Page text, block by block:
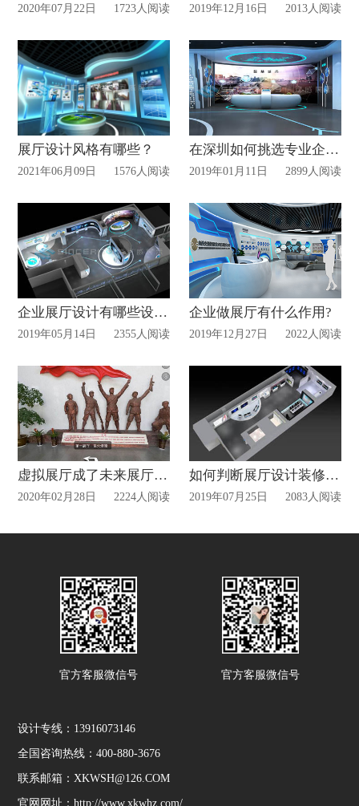
2020年07月22日 1723人阅读 2019年12月16日 2013人阅读
展厅设计风格有哪些？
2021年06月09日 1576人阅读
在深圳如何挑选专业企业展厅设计公司？
2019年01月11日 2899人阅读
企业展厅设计有哪些设计原则?
2019年05月14日 2355人阅读
企业做展厅有什么作用?
2019年12月27日 2022人阅读
虚拟展厅成了未来展厅发展趋势之一!
2020年02月28日 2224人阅读
如何判断展厅设计装修是否合理
2019年07月25日 2083人阅读
官方客服微信号 官方客服微信号
设计专线：13916073146
全国咨询热线：400-880-3676
联系邮箱：XKWSH@126.COM
官网网址：http://www.xkwhz.com/